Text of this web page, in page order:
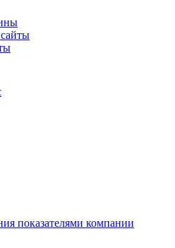
показателями компании